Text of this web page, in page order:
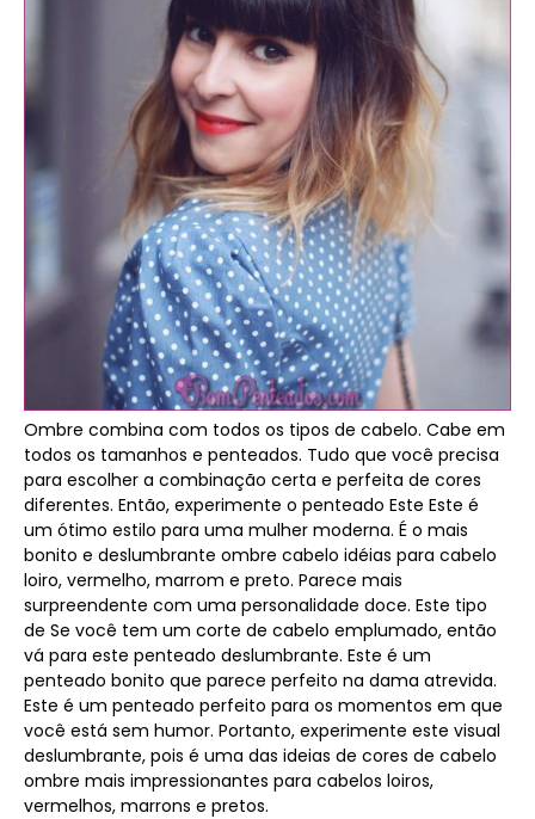
Ombre combina com todos os tipos de cabelo. Cabe em
todos os tamanhos e penteados. Tudo que você precisa
para escolher a combinação certa e perfeita de cores
diferentes. Então, experimente o penteado Este Este é
um ótimo estilo para uma mulher moderna. É o mais
bonito e deslumbrante ombre cabelo idéias para cabelo
loiro, vermelho, marrom e preto. Parece mais
surpreendente com uma personalidade doce. Este tipo
de Se você tem um corte de cabelo emplumado, então
vá para este penteado deslumbrante. Este é um
penteado bonito que parece perfeito na dama atrevida.
Este é um penteado perfeito para os momentos em que
você está sem humor. Portanto, experimente este visual
deslumbrante, pois é uma das ideias de cores de cabelo
ombre mais impressionantes para cabelos loiros,
vermelhos, marrons e pretos.